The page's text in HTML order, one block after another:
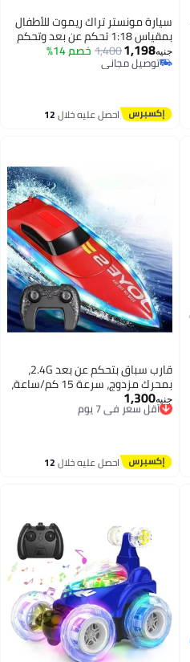
سيارة مونستر تراك ريموت للأطفال
بمقياس 1:18 تحكم عن بعد وتحكم
بالإيماءات مع دوران 360 درجة
وإضاءة LED وإطارات للطرق الوعرة
جنيه1,198
1,400خصم 14%
توصيل مجاني
توصيل مجاني
احصل عليه خلال12
قارب سباق بتحكم عن بعد 2.4G،
بمحرك مزدوج، سرعة 15 كم/ساعة،
أضواء LED - أحمر، 32 سم
جنيه1,300
أقل سعر في 7 يوم
توصيل مجاني
احصل عليه خلال12